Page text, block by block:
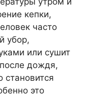
кепки,
часто
убор,
или сушит
дождя,
становится
это